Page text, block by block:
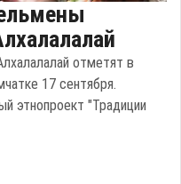
отметят в
17 сентября.
этнопроект "Традиции